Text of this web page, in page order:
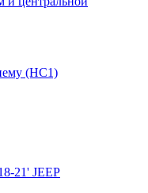
(HC1)
21' JEEP